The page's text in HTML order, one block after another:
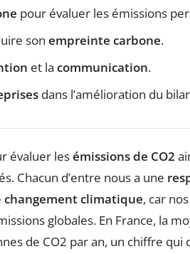
pour évaluer les émissions
son empreinte carbone.
et la communication.
dans l’amélioration du
évaluer lesémissions de CO2
Chacun d’entre nous a une
changement climatique, car
globales. En France, la
de CO2 par an, un chiffre